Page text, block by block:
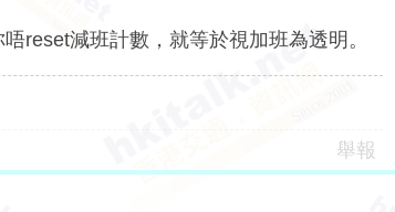
reset減班計數，就等於視加班為透明。
舉報